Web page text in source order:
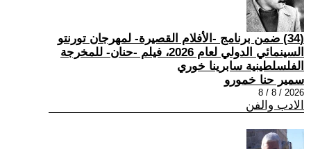
(34) ضمن برنامج -الأفلام القصيرة- لمهرجان تورنتو
السينمائي الدولي لعام 2026، فيلم -حنان- للمخرجة
الفلسلطينية سابرينا خوري
سمير حنا خمورو
2026 / 8 / 8
الادب والفن